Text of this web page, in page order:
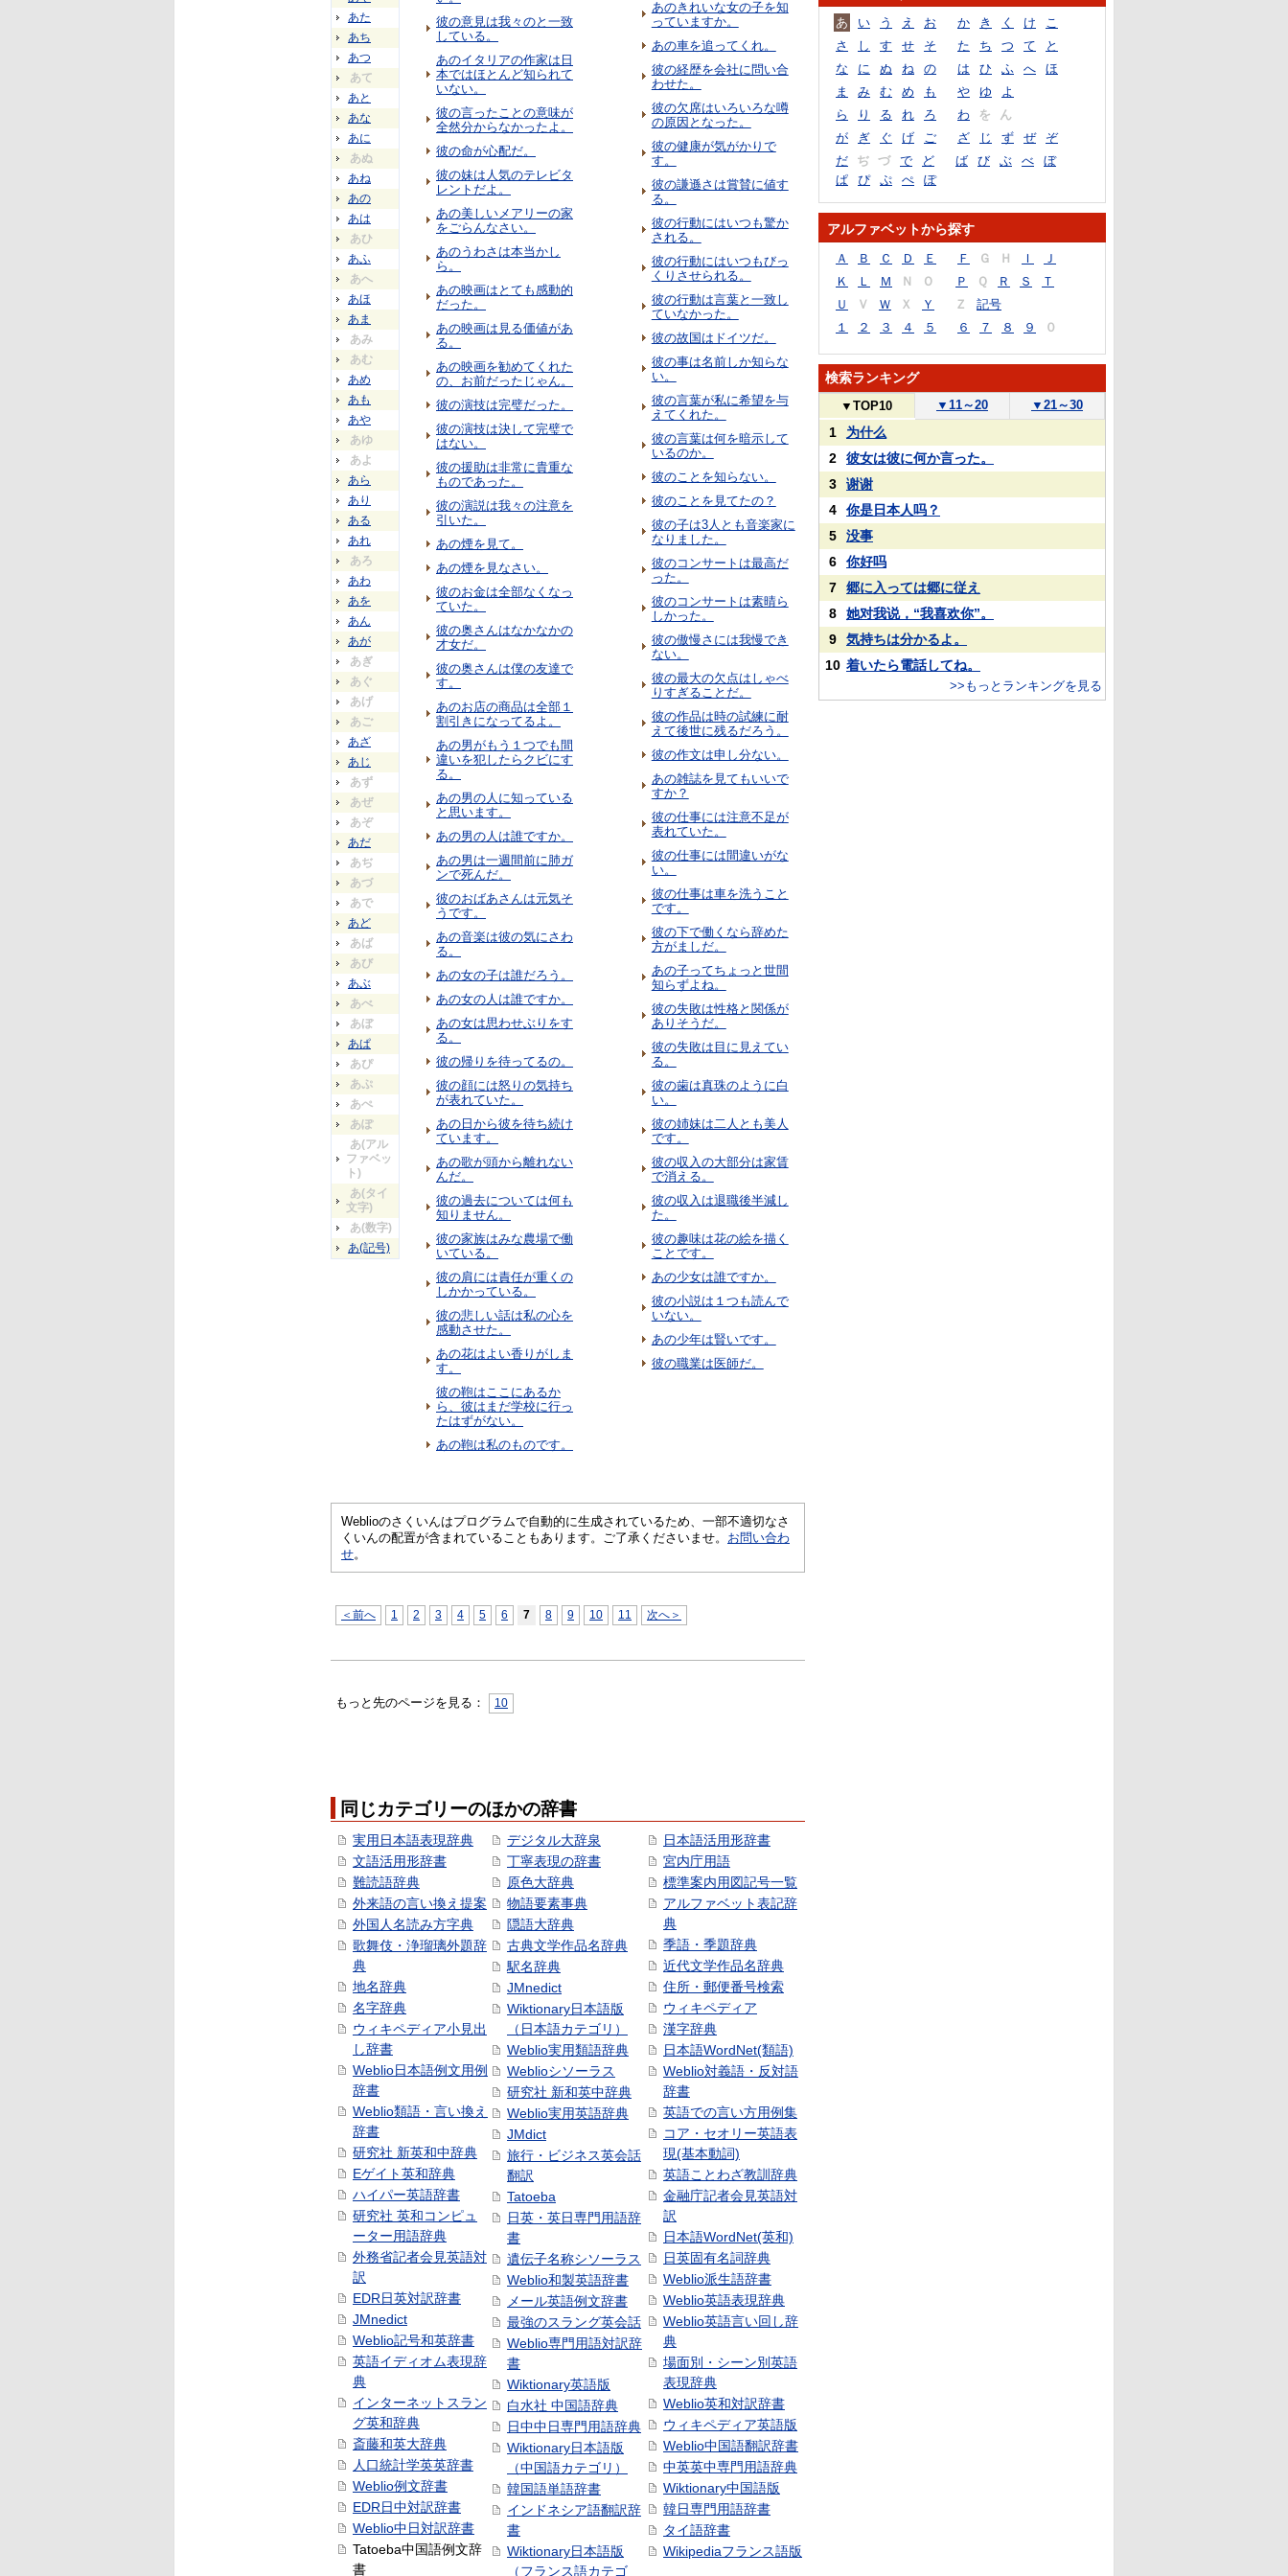
あた
あち
あつ
あて
あと
あな
あに
あぬ
あね
あの
あは
あひ
あふ
あへ
あほ
あま
あみ
あむ
あめ
あも
あや
あゆ
あよ
あら
あり
ある
あれ
あろ
あわ
あを
あん
あが
あぎ
あぐ
あげ
あご
あざ
あじ
あず
あぜ
あぞ
あだ
あぢ
あづ
あで
あど
あば
あび
あぶ
あべ
あぼ
あぱ
あぴ
あぷ
あぺ
あぽ
あ(アル
ファベッ
ト)
あ(タイ
文字)
あ(数字)
あ(記号)
彼の意見は我々のと一致
している。
あのイタリアの作家は日
本ではほとんど知られて
いない。
彼の言ったことの意味が
全然分からなかったよ。
彼の命が心配だ。
彼の妹は人気のテレビタ
レントだよ。
あの美しいメアリーの家
をごらんなさい。
あのうわさは本当かし
ら。
あの映画はとても感動的
だった。
あの映画は見る価値があ
る。
あの映画を勧めてくれた
の、お前だったじゃん。
彼の演技は完璧だった。
彼の演技は決して完璧で
はない。
彼の援助は非常に貴重な
ものであった。
彼の演説は我々の注意を
引いた。
あの煙を見て。
あの煙を見なさい。
彼のお金は全部なくなっ
ていた。
彼の奥さんはなかなかの
才女だ。
彼の奥さんは僕の友達で
す。
あのお店の商品は全部１
割引きになってるよ。
あの男がもう１つでも間
違いを犯したらクビにす
る。
あの男の人に知っている
と思います。
あの男の人は誰ですか。
あの男は一週間前に肺ガ
ンで死んだ。
彼のおばあさんは元気そ
うです。
あの音楽は彼の気にさわ
る。
あの女の子は誰だろう。
あの女の人は誰ですか。
あの女は思わせぶりをす
る。
彼の帰りを待ってるの。
彼の顔には怒りの気持ち
が表れていた。
あの日から彼を待ち続け
ています。
あの歌が頭から離れない
んだ。
彼の過去については何も
知りません。
彼の家族はみな農場で働
いている。
彼の肩には責任が重くの
しかかっている。
彼の悲しい話は私の心を
感動させた。
あの花はよい香りがしま
す。
彼の鞄はここにあるか
ら、彼はまだ学校に行っ
たはずがない。
あの鞄は私のものです。
あのきれいな女の子を知
っていますか。
あの車を追ってくれ。
彼の経歴を会社に問い合
わせた。
彼の欠席はいろいろな噂
の原因となった。
彼の健康が気がかりで
す。
彼の謙遜さは賞賛に値す
る。
彼の行動にはいつも驚か
される。
彼の行動にはいつもびっ
くりさせられる。
彼の行動は言葉と一致し
ていなかった。
彼の故国はドイツだ。
彼の事は名前しか知らな
い。
彼の言葉が私に希望を与
えてくれた。
彼の言葉は何を暗示して
いるのか。
彼のことを知らない。
彼のことを見てたの？
彼の子は3人とも音楽家に
なりました。
彼のコンサートは最高だ
った。
彼のコンサートは素晴ら
しかった。
彼の傲慢さには我慢でき
ない。
彼の最大の欠点はしゃべ
りすぎることだ。
彼の作品は時の試練に耐
えて後世に残るだろう。
彼の作文は申し分ない。
あの雑誌を見てもいいで
すか？
彼の仕事には注意不足が
表れていた。
彼の仕事には間違いがな
い。
彼の仕事は車を洗うこと
です。
彼の下で働くなら辞めた
方がましだ。
あの子ってちょっと世間
知らずよね。
彼の失敗は性格と関係が
ありそうだ。
彼の失敗は目に見えてい
る。
彼の歯は真珠のように白
い。
彼の姉妹は二人とも美人
です。
彼の収入の大部分は家賃
で消える。
彼の収入は退職後半減し
た。
彼の趣味は花の絵を描く
ことです。
あの少女は誰ですか。
彼の小説は１つも読んで
いない。
あの少年は賢いです。
彼の職業は医師だ。
Weblioのさくいんはプログラムで自動的に生成されているため、一部不適切なさ
くいんの配置が含まれていることもあります。ご了承くださいませ。 お問い合わ
せ。
＜前へ 1 2 3 4 5 6 7 8 9 10 11 次へ＞
もっと先のページを見る： 10
同じカテゴリーのほかの辞書
実用日本語表現辞典
文語活用形辞書
難読語辞典
外来語の言い換え提案
外国人名読み方字典
歌舞伎・浄瑠璃外題辞
典
地名辞典
名字辞典
ウィキペディア小見出
し辞書
Weblio日本語例文用例
辞書
Weblio類語・言い換え
辞書
研究社 新英和中辞典
Eゲイト英和辞典
ハイパー英語辞書
研究社 英和コンピュ
ーター用語辞典
外務省記者会見英語対
訳
EDR日英対訳辞書
JMnedict
Weblio記号和英辞書
英語イディオム表現辞
典
インターネットスラン
グ英和辞典
斎藤和英大辞典
人口統計学英英辞書
Weblio例文辞書
EDR日中対訳辞書
Weblio中日対訳辞書
Tatoeba中国語例文辞
書
デジタル大辞泉
丁寧表現の辞書
原色大辞典
物語要素事典
隠語大辞典
古典文学作品名辞典
駅名辞典
JMnedict
Wiktionary日本語版
（日本語カテゴリ）
Weblio実用類語辞典
Weblioシソーラス
研究社 新和英中辞典
Weblio実用英語辞典
JMdict
旅行・ビジネス英会話
翻訳
Tatoeba
日英・英日専門用語辞
書
遺伝子名称シソーラス
Weblio和製英語辞書
メール英語例文辞書
最強のスラング英会話
Weblio専門用語対訳辞
書
Wiktionary英語版
白水社 中国語辞典
日中中日専門用語辞典
Wiktionary日本語版
（中国語カテゴリ）
韓国語単語辞書
インドネシア語翻訳辞
書
Wiktionary日本語版
（フランス語カテゴ
日本語活用形辞書
宮内庁用語
標準案内用図記号一覧
アルファベット表記辞
典
季語・季題辞典
近代文学作品名辞典
住所・郵便番号検索
ウィキペディア
漢字辞典
日本語WordNet(類語)
Weblio対義語・反対語
辞書
英語での言い方用例集
コア・セオリー英語表
現(基本動詞)
英語ことわざ教訓辞典
金融庁記者会見英語対
訳
日本語WordNet(英和)
日英固有名詞辞典
Weblio派生語辞書
Weblio英語表現辞典
Weblio英語言い回し辞
典
場面別・シーン別英語
表現辞典
Weblio英和対訳辞書
ウィキペディア英語版
Weblio中国語翻訳辞書
中英英中専門用語辞典
Wiktionary中国語版
韓日専門用語辞書
タイ語辞書
Wikipediaフランス語版
あ い う え お か き く け
こ
さ
し す せ そ た ち つ て
と
な
に ぬ ね の は ひ ふ へ
ほ
ま
み む め も や ゆ
よ
ら
り る れ ろ わ を
ん
が
ぎ ぐ げ ご ざ じ ず ぜ
ぞ
だ
ぢ づ で ど ば び ぶ べ
ぼ
ぱ
ぴ ぷ ぺ ぽ
アルファベットから探す
Ａ Ｂ Ｃ Ｄ Ｅ Ｆ Ｇ Ｈ Ｉ
Ｊ
Ｋ
Ｌ Ｍ Ｎ Ｏ Ｐ Ｑ Ｒ Ｓ
Ｔ
Ｕ
Ｖ Ｗ Ｘ Ｙ Ｚ
記号
１
２ ３ ４ ５ ６ ７ ８ ９ ０
検索ランキング
▼ TOP10 ▼ 11～20 ▼ 21～30
1
为什么
2
彼女は彼に何か言った。
3
谢谢
4
你是日本人吗？
5
没事
6
你好吗
7
郷に入っては郷に従え
8
她对我说，“我喜欢你”。
9
気持ちは分かるよ。
10 着いたら電話してね。
>>もっとランキングを見る